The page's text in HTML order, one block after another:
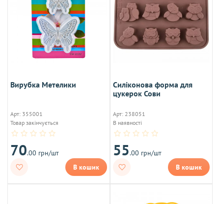
Вирубка Метелики
Арт: 355001
Товар закінчується
70.00 грн/шт
В кошик
Силіконова форма для
цукерок Сови
Арт: 238051
В наявності
55.00 грн/шт
В кошик